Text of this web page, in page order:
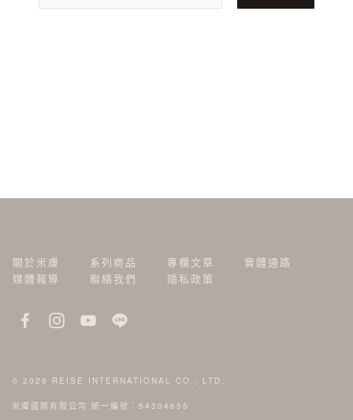
關於米膚 系列商品 專欄文章
實體通路
媒體報導
聯絡我們 隱私政策
© 2026 REISE INTERNATIONAL CO., LTD.
米膚國際有限公司 統一編號：54304655